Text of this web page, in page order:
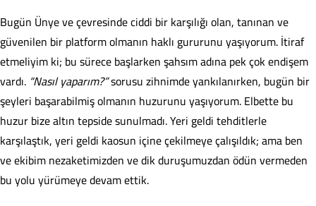
Bugün Ünye ve çevresinde ciddi bir karşılığı olan, tanınan ve
güvenilen bir platform olmanın haklı gururunu yaşıyorum. İtiraf
etmeliyim ki; bu sürece başlarken şahsım adına pek çok endişem
vardı. “Nasıl yaparım?”sorusu zihnimde yankılanırken, bugün bir
şeyleri başarabilmiş olmanın huzurunu yaşıyorum. Elbette bu
huzur bize altın tepside sunulmadı. Yeri geldi tehditlerle
karşılaştık, yeri geldi kaosun içine çekilmeye çalışıldık; ama ben
ve ekibim nezaketimizden ve dik duruşumuzdan ödün vermeden
bu yolu yürümeye devam ettik.